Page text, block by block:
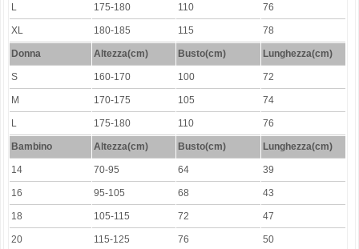
L 175-180 110 76
XL 180-185 115 78
Donna Altezza(cm) Busto(cm) Lunghezza(cm)
S 160-170 100 72
M 170-175 105 74
L 175-180 110 76
Bambino Altezza(cm) Busto(cm) Lunghezza(cm)
14 70-95 64 39
16 95-105 68 43
18 105-115 72 47
20 115-125 76 50